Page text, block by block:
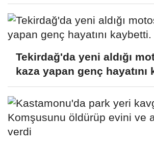
Tekirdağ'da yeni aldığı
kaza yapan genç hayatını